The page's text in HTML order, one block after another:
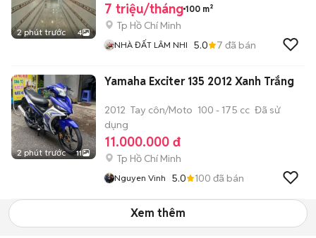
2 phút trước 4
7 triệu/tháng 100 m²
Tp Hồ Chí Minh
NHÀ ĐẤT LÂM NHI 5.0 7 đã bán
2 phút trước 11
Yamaha Exciter 135 2012 Xanh Trắng
2012 Tay côn/Moto 100 - 175 cc Đã sử
dụng
11.000.000 đ
Tp Hồ Chí Minh
Nguyen Vinh 5.0 100 đã bán
Xem thêm